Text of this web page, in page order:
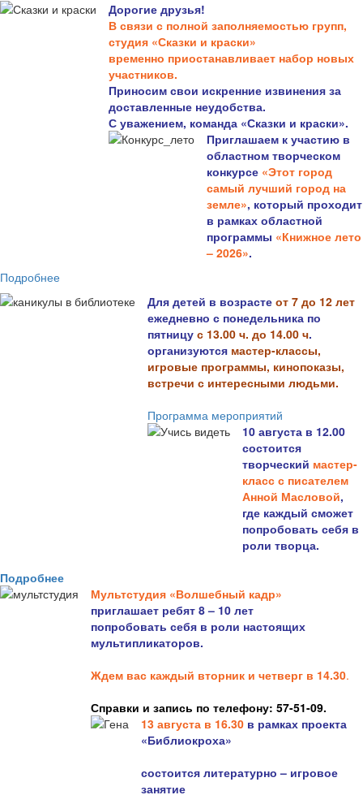
Дорогие друзья!
В связи с полной заполняемостью групп,
студия «Сказки и краски»
временно приостанавливает набор новых
участников.
Приносим свои искренние извинения за
доставленные неудобства.
С уважением, команда «Сказки и краски».
Приглашаем к участию в
областном творческом
конкурсе «Этот город
самый лучший город на
земле», который проходит
в рамках областной
программы «Книжное лето
– 2026».
Подробнее
Для детей в возрасте от 7 до 12 лет
ежедневно с понедельника по
пятницу с 13.00 ч. до 14.00 ч.
организуются мастер-классы,
игровые программы, кинопоказы,
встречи с интересными людьми.
Программа мероприятий
10 августа в 12.00
состоится
творческий мастер-
класс с писателем
Анной Масловой,
где каждый сможет
попробовать себя в
роли творца.
Подробнее
Мультстудия «Волшебный кадр»
приглашает ребят 8 – 10 лет
попробовать себя в роли настоящих
мультипликаторов.
Ждем вас каждый вторник и четверг в 14.30.
Справки и запись по телефону: 57-51-09.
13 августа в 16.30 в рамках проекта
«Библиокроха»
состоится литературно – игровое
занятие